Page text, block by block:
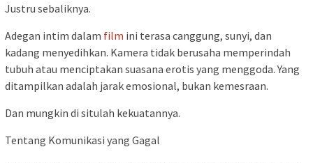
Justru sebaliknya.
Adegan intim dalam film ini terasa canggung, sunyi, dan
kadang menyedihkan. Kamera tidak berusaha memperindah
tubuh atau menciptakan suasana erotis yang menggoda. Yang
ditampilkan adalah jarak emosional, bukan kemesraan.
Dan mungkin di situlah kekuatannya.
Tentang Komunikasi yang Gagal